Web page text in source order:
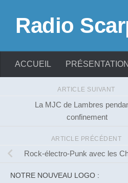
Radio
ACCUEIL PRÉSENTATION
ARTICLE SUIVANT
La MJC de Lambres
confinement
ARTICLE PRÉCÉDENT
Rock-électro-Punk avec les
NOTRE NOUVEAU LOGO :